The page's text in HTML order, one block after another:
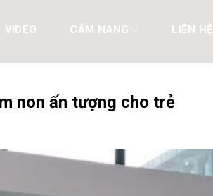
VIDEO CẨM NANG LIÊN HỆ
non ấn tượng cho trẻ